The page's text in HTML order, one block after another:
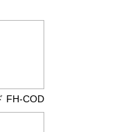
FH-COD